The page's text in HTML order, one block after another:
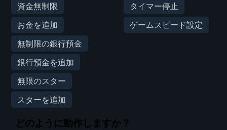
資金無制限
お金を追加
無制限の銀行預金
銀行預金を追加
無限のスター
スターを追加
タイマー停止
ゲームスピード設定
どのように動作しますか？